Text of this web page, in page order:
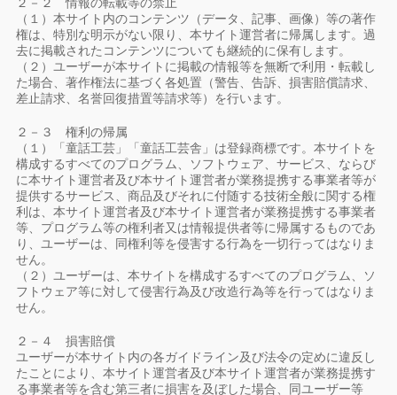
（１）本サイト内のコンテンツ（データ、記事、画像）等の著作
権は、特別な明示がない限り、本サイト運営者に帰属します。過
去に掲載されたコンテンツについても継続的に保有します。
（２）ユーザーが本サイトに掲載の情報等を無断で利用・転載し
た場合、著作権法に基づく各処置（警告、告訴、損害賠償請求、
差止請求、名誉回復措置等請求等）を行います。
２－３ 権利の帰属
（１）「童話工芸」「童話工芸舎」は登録商標です。本サイトを
構成するすべてのプログラム、ソフトウェア、サービス、ならび
に本サイト運営者及び本サイト運営者が業務提携する事業者等が
提供するサービス、商品及びそれに付随する技術全般に関する権
利は、本サイト運営者及び本サイト運営者が業務提携する事業者
等、プログラム等の権利者又は情報提供者等に帰属するものであ
り、ユーザーは、同権利等を侵害する行為を一切行ってはなりま
せん。
（２）ユーザーは、本サイトを構成するすべてのプログラム、ソ
フトウェア等に対して侵害行為及び改造行為等を行ってはなりま
せん。
２－４ 損害賠償
ユーザーが本サイト内の各ガイドライン及び法令の定めに違反し
たことにより、本サイト運営者及び本サイト運営者が業務提携す
る事業者等を含む第三者に損害を及ぼした場合、同ユーザー等